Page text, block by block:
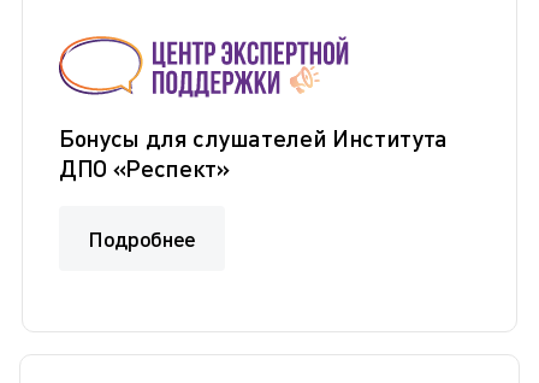
Бонусы для слушателей Института
ДПО «Респект»
Подробнее